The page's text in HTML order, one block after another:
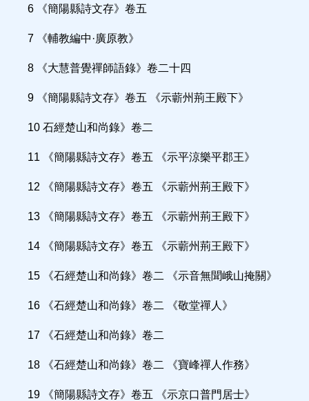
6 《簡陽縣詩文存》卷五
7 《輔教編中·廣原教》
8 《大慧普覺禪師語錄》卷二十四
9 《簡陽縣詩文存》卷五 《示蘄州荊王殿下》
10 石經楚山和尚錄》卷二
11 《簡陽縣詩文存》卷五 《示平涼樂平郡王》
12 《簡陽縣詩文存》卷五 《示蘄州荊王殿下》
13 《簡陽縣詩文存》卷五 《示蘄州荊王殿下》
14 《簡陽縣詩文存》卷五 《示蘄州荊王殿下》
15 《石經楚山和尚錄》卷二 《示音無聞峨山掩關》
16 《石經楚山和尚錄》卷二 《敬堂禪人》
17 《石經楚山和尚錄》卷二
18 《石經楚山和尚錄》卷二 《寶峰禪人作務》
19 《簡陽縣詩文存》卷五 《示京口普門居士》